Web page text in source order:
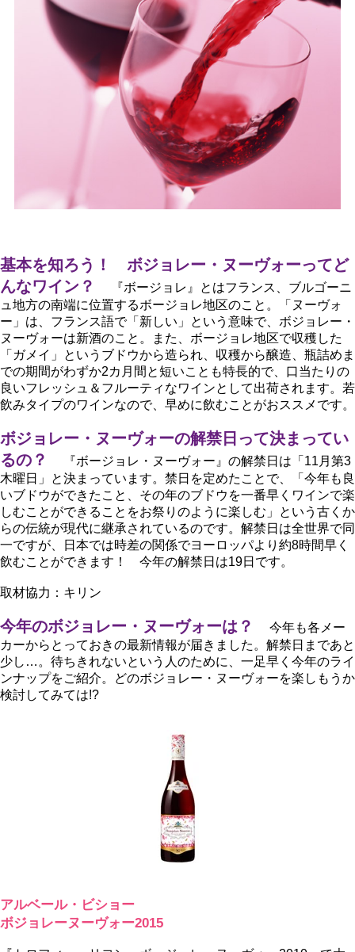
基本を知ろう！ ボジョレー・ヌーヴォーってど
んなワイン？
『ボージョレ』とはフランス、ブルゴーニ
ュ地方の南端に位置するボージョレ地区のこと。「ヌーヴォ
ー」は、フランス語で「新しい」という意味で、ボジョレー・
ヌーヴォーは新酒のこと。また、ボージョレ地区で収穫した
「ガメイ」というブドウから造られ、収穫から醸造、瓶詰めま
での期間がわずか2カ月間と短いことも特長的で、口当たりの
良いフレッシュ＆フルーティなワインとして出荷されます。若
飲みタイプのワインなので、早めに飲むことがおススメです。
ボジョレー・ヌーヴォーの解禁日って決まってい
るの？
『ボージョレ・ヌーヴォー』の解禁日は「11月第3
木曜日」と決まっています。禁日を定めたことで、「今年も良
いブドウができたこと、その年のブドウを一番早くワインで楽
しむことができることをお祭りのように楽しむ」という古くか
らの伝統が現代に継承されているのです。解禁日は全世界で同
一ですが、日本では時差の関係でヨーロッパより約8時間早く
飲むことができます！ 今年の解禁日は19日です。
取材協力：キリン
今年のボジョレー・ヌーヴォーは？
今年も各メー
カーからとっておきの最新情報が届きました。解禁日まであと
少し…。待ちきれないという人のために、一足早く今年のライ
ンナップをご紹介。どのボジョレー・ヌーヴォーを楽しもうか
検討してみては!?
アルベール・ビショー
ボジョレーヌーヴォー2015